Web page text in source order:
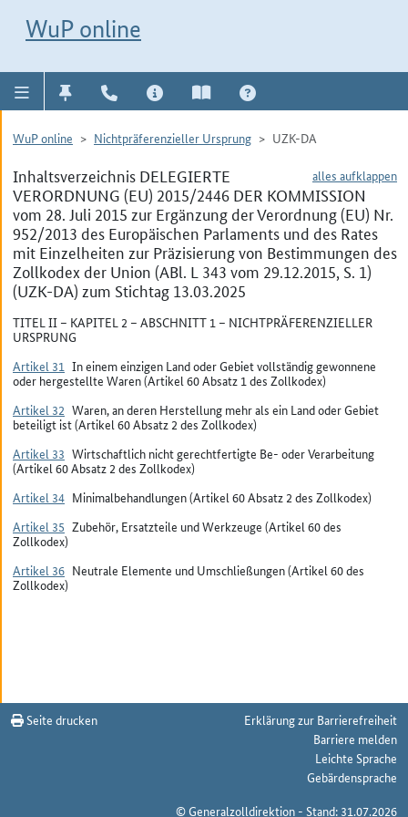
WuP online
WuP online Nichtpräferenzieller Ursprung UZK-DA
alles aufklappen
Inhaltsverzeichnis DELEGIERTE
VERORDNUNG (EU) 2015/2446 DER KOMMISSION
vom 28. Juli 2015 zur Ergänzung der Verordnung (EU) Nr.
952/2013 des Europäischen Parlaments und des Rates
mit Einzelheiten zur Präzisierung von Bestimmungen des
Zollkodex der Union (ABl. L 343 vom 29.12.2015, S. 1)
(UZK-DA) zum Stichtag 13.03.2025
TITEL II – KAPITEL 2 – ABSCHNITT 1 – NICHTPRÄFERENZIELLER
URSPRUNG
Artikel 31 In einem einzigen Land oder Gebiet vollständig gewonnene
oder hergestellte Waren (Artikel 60 Absatz 1 des Zollkodex)
Artikel 32 Waren, an deren Herstellung mehr als ein Land oder Gebiet
beteiligt ist (Artikel 60 Absatz 2 des Zollkodex)
Artikel 33 Wirtschaftlich nicht gerechtfertigte Be- oder Verarbeitung
(Artikel 60 Absatz 2 des Zollkodex)
Artikel 34 Minimalbehandlungen (Artikel 60 Absatz 2 des Zollkodex)
Artikel 35 Zubehör, Ersatzteile und Werkzeuge (Artikel 60 des
Zollkodex)
Artikel 36 Neutrale Elemente und Umschließungen (Artikel 60 des
Zollkodex)
Seite drucken
Erklärung zur Barrierefreiheit
Barriere melden
Leichte Sprache
Gebärdensprache
© Generalzolldirektion - Stand: 31.07.2026